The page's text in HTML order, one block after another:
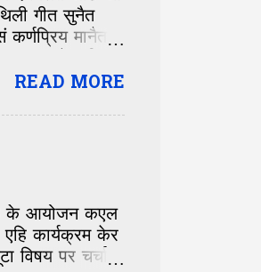
गीत सुनैत
मानैत
मिलतन्हि.
मे एकटा आओर
गीत के नाम
READ MORE
3 के आयोजन कएल
कार्यक्रम केर
पर चर्चा